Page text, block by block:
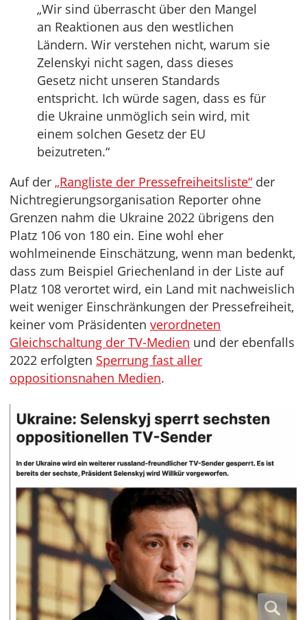
„Wir sind überrascht über den Mangel
an Reaktionen aus den westlichen
Ländern. Wir verstehen nicht, warum sie
Zelenskyi nicht sagen, dass dieses
Gesetz nicht unseren Standards
entspricht. Ich würde sagen, dass es für
die Ukraine unmöglich sein wird, mit
einem solchen Gesetz der EU
beizutreten.“
Auf der „Rangliste der Pressefreiheitsliste“ der
Nichtregierungsorganisation Reporter ohne
Grenzen nahm die Ukraine 2022 übrigens den
Platz 106 von 180 ein. Eine wohl eher
wohlmeinende Einschätzung, wenn man bedenkt,
dass zum Beispiel Griechenland in der Liste auf
Platz 108 verortet wird, ein Land mit nachweislich
weit weniger Einschränkungen der Pressefreiheit,
keiner vom Präsidenten verordneten
Gleichschaltung der TV-Medien und der ebenfalls
2022 erfolgten Sperrung fast aller
oppositionsnahen Medien.